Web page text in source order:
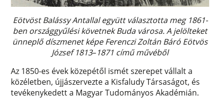
Eötvöst Balássy Antallal együtt választotta meg 1861-
ben országgyűlési követnek Buda városa. A jelölteket
ünneplő díszmenet képe Ferenczi Zoltán Báró Eötvös
József 1813–1871 című művéből
Az 1850-es évek közepétől ismét szerepet vállalt a
közéletben, újjászervezte a Kisfaludy Társaságot, és
tevékenykedett a Magyar Tudományos Akadémián.